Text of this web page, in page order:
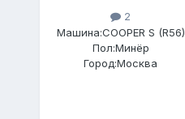
2
Машина:COOPER S (R56)
Пол:Минёр
Город:Москва